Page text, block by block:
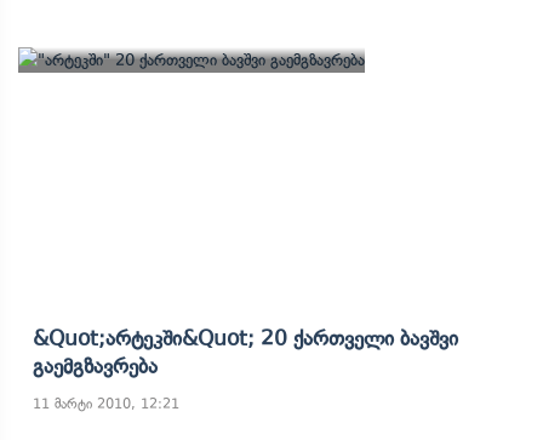
&quot;არტეკში&quot; 20 Ქართველი Ბავშვი
Გაემგზავრება
11 მარტი 2010, 12:21